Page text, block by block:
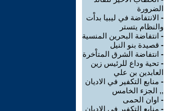
الضرورة
- الانتفاضة في ليبيا بداْت
والنظام يتستر
- انتفاضة البحرين المنسية
- قصيدة بنو النيل
- انتفاضة الشرق المتاْخرة
- تحية وداع للرئيس زين
العابدين بن علي
- منابع التكفير في الاديان
,, الجزء الخامس
- اوان الحمى
- منابع التكفير في الاديان